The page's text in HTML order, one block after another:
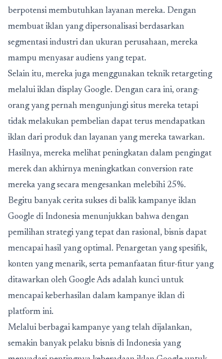
berpotensi membutuhkan layanan mereka. Dengan
membuat iklan yang dipersonalisasi berdasarkan
segmentasi industri dan ukuran perusahaan, mereka
mampu menyasar audiens yang tepat.
Selain itu, mereka juga menggunakan teknik retargeting
melalui iklan display Google. Dengan cara ini, orang-
orang yang pernah mengunjungi situs mereka tetapi
tidak melakukan pembelian dapat terus mendapatkan
iklan dari produk dan layanan yang mereka tawarkan.
Hasilnya, mereka melihat peningkatan dalam pengingat
merek dan akhirnya meningkatkan conversion rate
mereka yang secara mengesankan melebihi 25%.
Begitu banyak cerita sukses di balik kampanye iklan
Google di Indonesia menunjukkan bahwa dengan
pemilihan strategi yang tepat dan rasional, bisnis dapat
mencapai hasil yang optimal. Penargetan yang spesifik,
konten yang menarik, serta pemanfaatan fitur-fitur yang
ditawarkan oleh Google Ads adalah kunci untuk
mencapai keberhasilan dalam kampanye iklan di
platform ini.
Melalui berbagai kampanye yang telah dijalankan,
semakin banyak pelaku bisnis di Indonesia yang